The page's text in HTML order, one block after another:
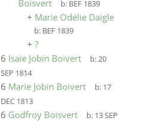
Boisvert
b: BEF 1839
+ Marie Odélie Daigle
b: BEF 1839
+ ?
6 Isaie Jobin Boivert b:20
SEP 1814
6 Marie Jobin Boivert b: 17
DEC 1813
6 Godfroy Boisvert b: 13 SEP